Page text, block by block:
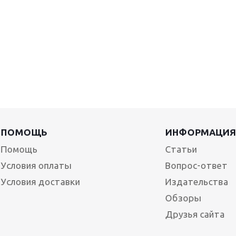
ПОМОЩЬ
ИНФОРМАЦИЯ
Помощь
Условия оплаты
Условия доставки
Статьи
Вопрос-ответ
Издательства
Обзоры
Друзья сайта